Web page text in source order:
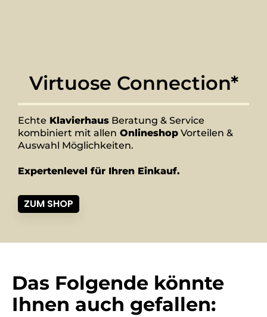
Virtuose Connection*
Echte Klavierhaus Beratung & Service
kombiniert mit allen Onlineshop Vorteilen &
Auswahl Möglichkeiten.
Expertenlevel für Ihren Einkauf.
ZUM SHOP
Das Folgende könnte
Ihnen auch gefallen: